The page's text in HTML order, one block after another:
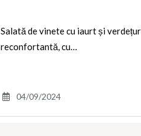
Salată de vinete cu iaurt și
reconfortantă, cu…
04/09/2024